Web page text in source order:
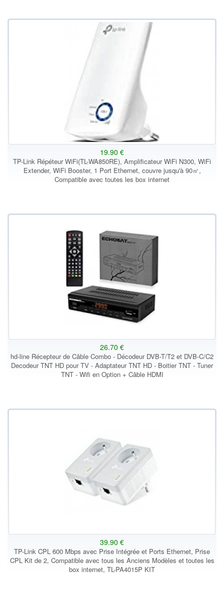
19.90 €
TP-Link Répéteur WiFi(TL-WA850RE), Amplificateur WiFi N300, WiFi
Extender, WiFi Booster, 1 Port Ethernet, couvre jusqu'à 90㎡,
Compatible avec toutes les box internet
26.70 €
hd-line Récepteur de Câble Combo - Décodeur DVB-T/T2 et DVB-C/C2
Decodeur TNT HD pour TV - Adaptateur TNT HD - Boitier TNT - Tuner
TNT - Wifi en Option + Câble HDMI
39.90 €
TP-Link CPL 600 Mbps avec Prise Intégrée et Ports Ethernet, Prise
CPL Kit de 2, Compatible avec tous les Anciens Modèles et toutes les
box internet, TL-PA4015P KIT